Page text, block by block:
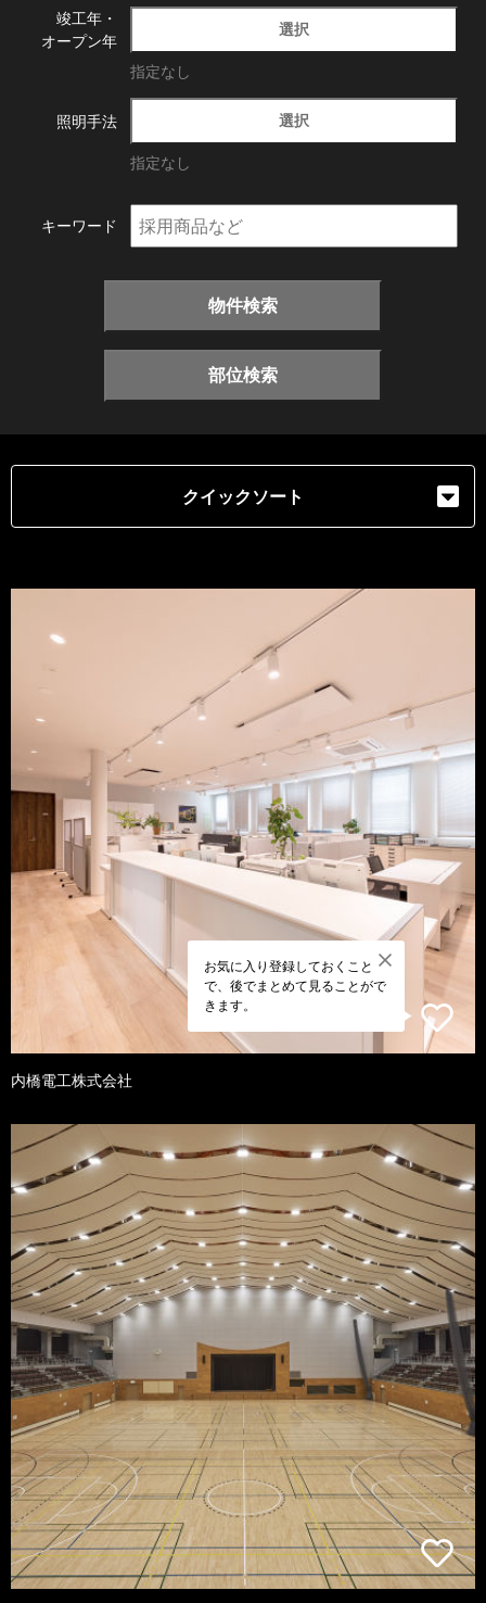
竣工年・
オープン年
選択
指定なし
照明手法 選択
指定なし
キーワード
物件検索
部位検索
クイックソート
お気に入り登録しておくこと
で、後でまとめて見ることがで
きます。
内橋電工株式会社